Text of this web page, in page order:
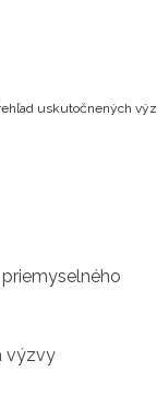
uskutočnených
výzvy